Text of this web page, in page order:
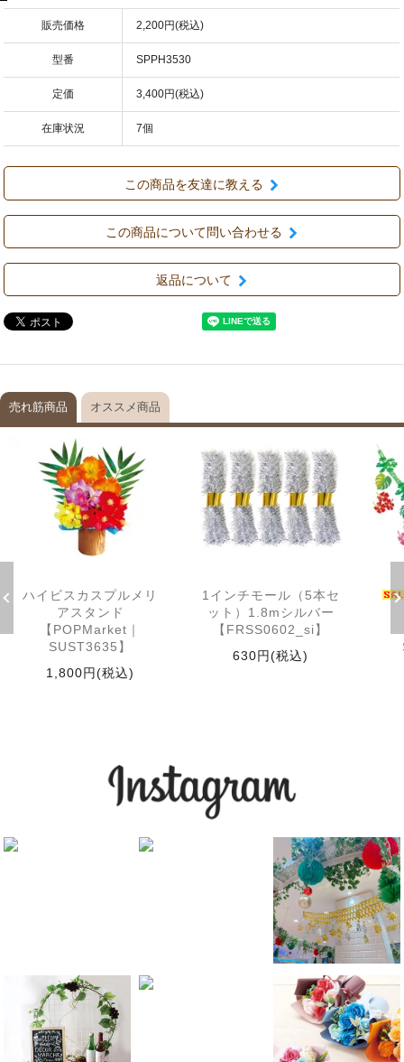
販売価格 2,200円(税込)
型番 SPPH3530
定価 3,400円(税込)
在庫状況 7個
この商品を友達に教える
この商品について問い合わせる
返品について
売れ筋商品 オススメ商品
ハイビスカスプルメリ
アスタンド
【POPMarket｜
SUST3635】
1,800円(税込)
1インチモール（5本セ
ット）1.8mシルバー
【FRSS0602_si】
630円(税込)